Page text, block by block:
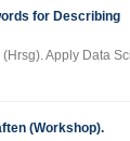
for Describing
Apply Data
(Workshop).